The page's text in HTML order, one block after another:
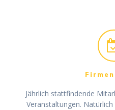
Jährlich stattfindende
Veranstaltungen.